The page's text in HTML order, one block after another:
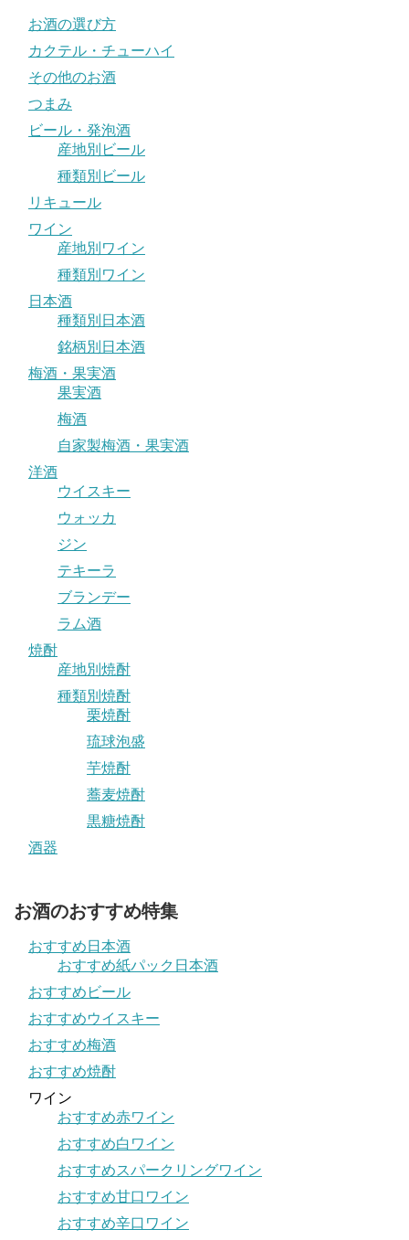
お酒の選び方
カクテル・チューハイ
その他のお酒
つまみ
ビール・発泡酒
産地別ビール
種類別ビール
リキュール
ワイン
産地別ワイン
種類別ワイン
日本酒
種類別日本酒
銘柄別日本酒
梅酒・果実酒
果実酒
梅酒
自家製梅酒・果実酒
洋酒
ウイスキー
ウォッカ
ジン
テキーラ
ブランデー
ラム酒
焼酎
産地別焼酎
種類別焼酎
栗焼酎
琉球泡盛
芋焼酎
蕎麦焼酎
黒糖焼酎
酒器
お酒のおすすめ特集
おすすめ日本酒
おすすめ紙パック日本酒
おすすめビール
おすすめウイスキー
おすすめ梅酒
おすすめ焼酎
ワイン
おすすめ赤ワイン
おすすめ白ワイン
おすすめスパークリングワイン
おすすめ甘口ワイン
おすすめ辛口ワイン